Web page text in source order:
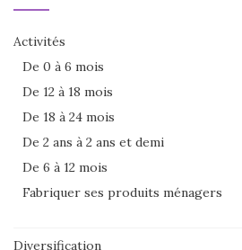
Activités
De 0 à 6 mois
De 12 à 18 mois
De 18 à 24 mois
De 2 ans à 2 ans et demi
De 6 à 12 mois
Fabriquer ses produits ménagers
Diversification